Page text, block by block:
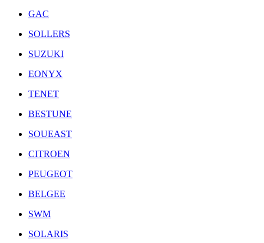
GAC
SOLLERS
SUZUKI
EONYX
TENET
BESTUNE
SOUEAST
CITROEN
PEUGEOT
BELGEE
SWM
SOLARIS